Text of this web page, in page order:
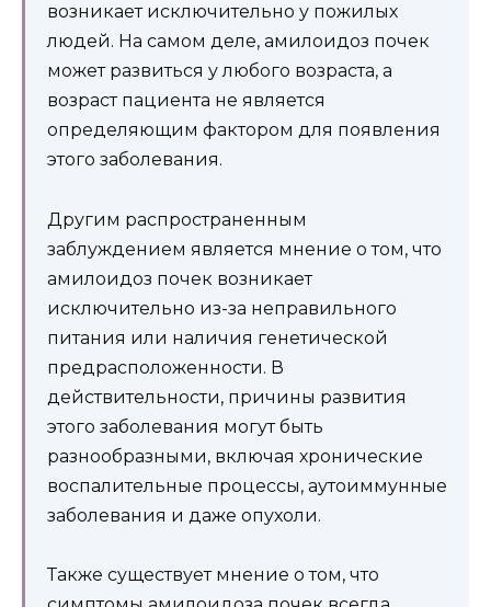
возникает исключительно у пожилых
людей. На самом деле, амилоидоз почек
может развиться у любого возраста, а
возраст пациента не является
определяющим фактором для появления
этого заболевания.
Другим распространенным
заблуждением является мнение о том, что
амилоидоз почек возникает
исключительно из-за неправильного
питания или наличия генетической
предрасположенности. В
действительности, причины развития
этого заболевания могут быть
разнообразными, включая хронические
воспалительные процессы, аутоиммунные
заболевания и даже опухоли.
Также существует мнение о том, что